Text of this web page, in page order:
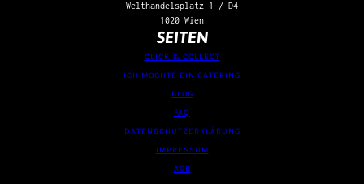
Welthandelsplatz 1 / D4
1020 Wien
SEITEN
CLICK & COLLECT
ICH MÖCHTE EIN CATERING
BLOG
FAQ
DATENSCHUTZERKLÄRUNG
IMPRESSUM
AGB